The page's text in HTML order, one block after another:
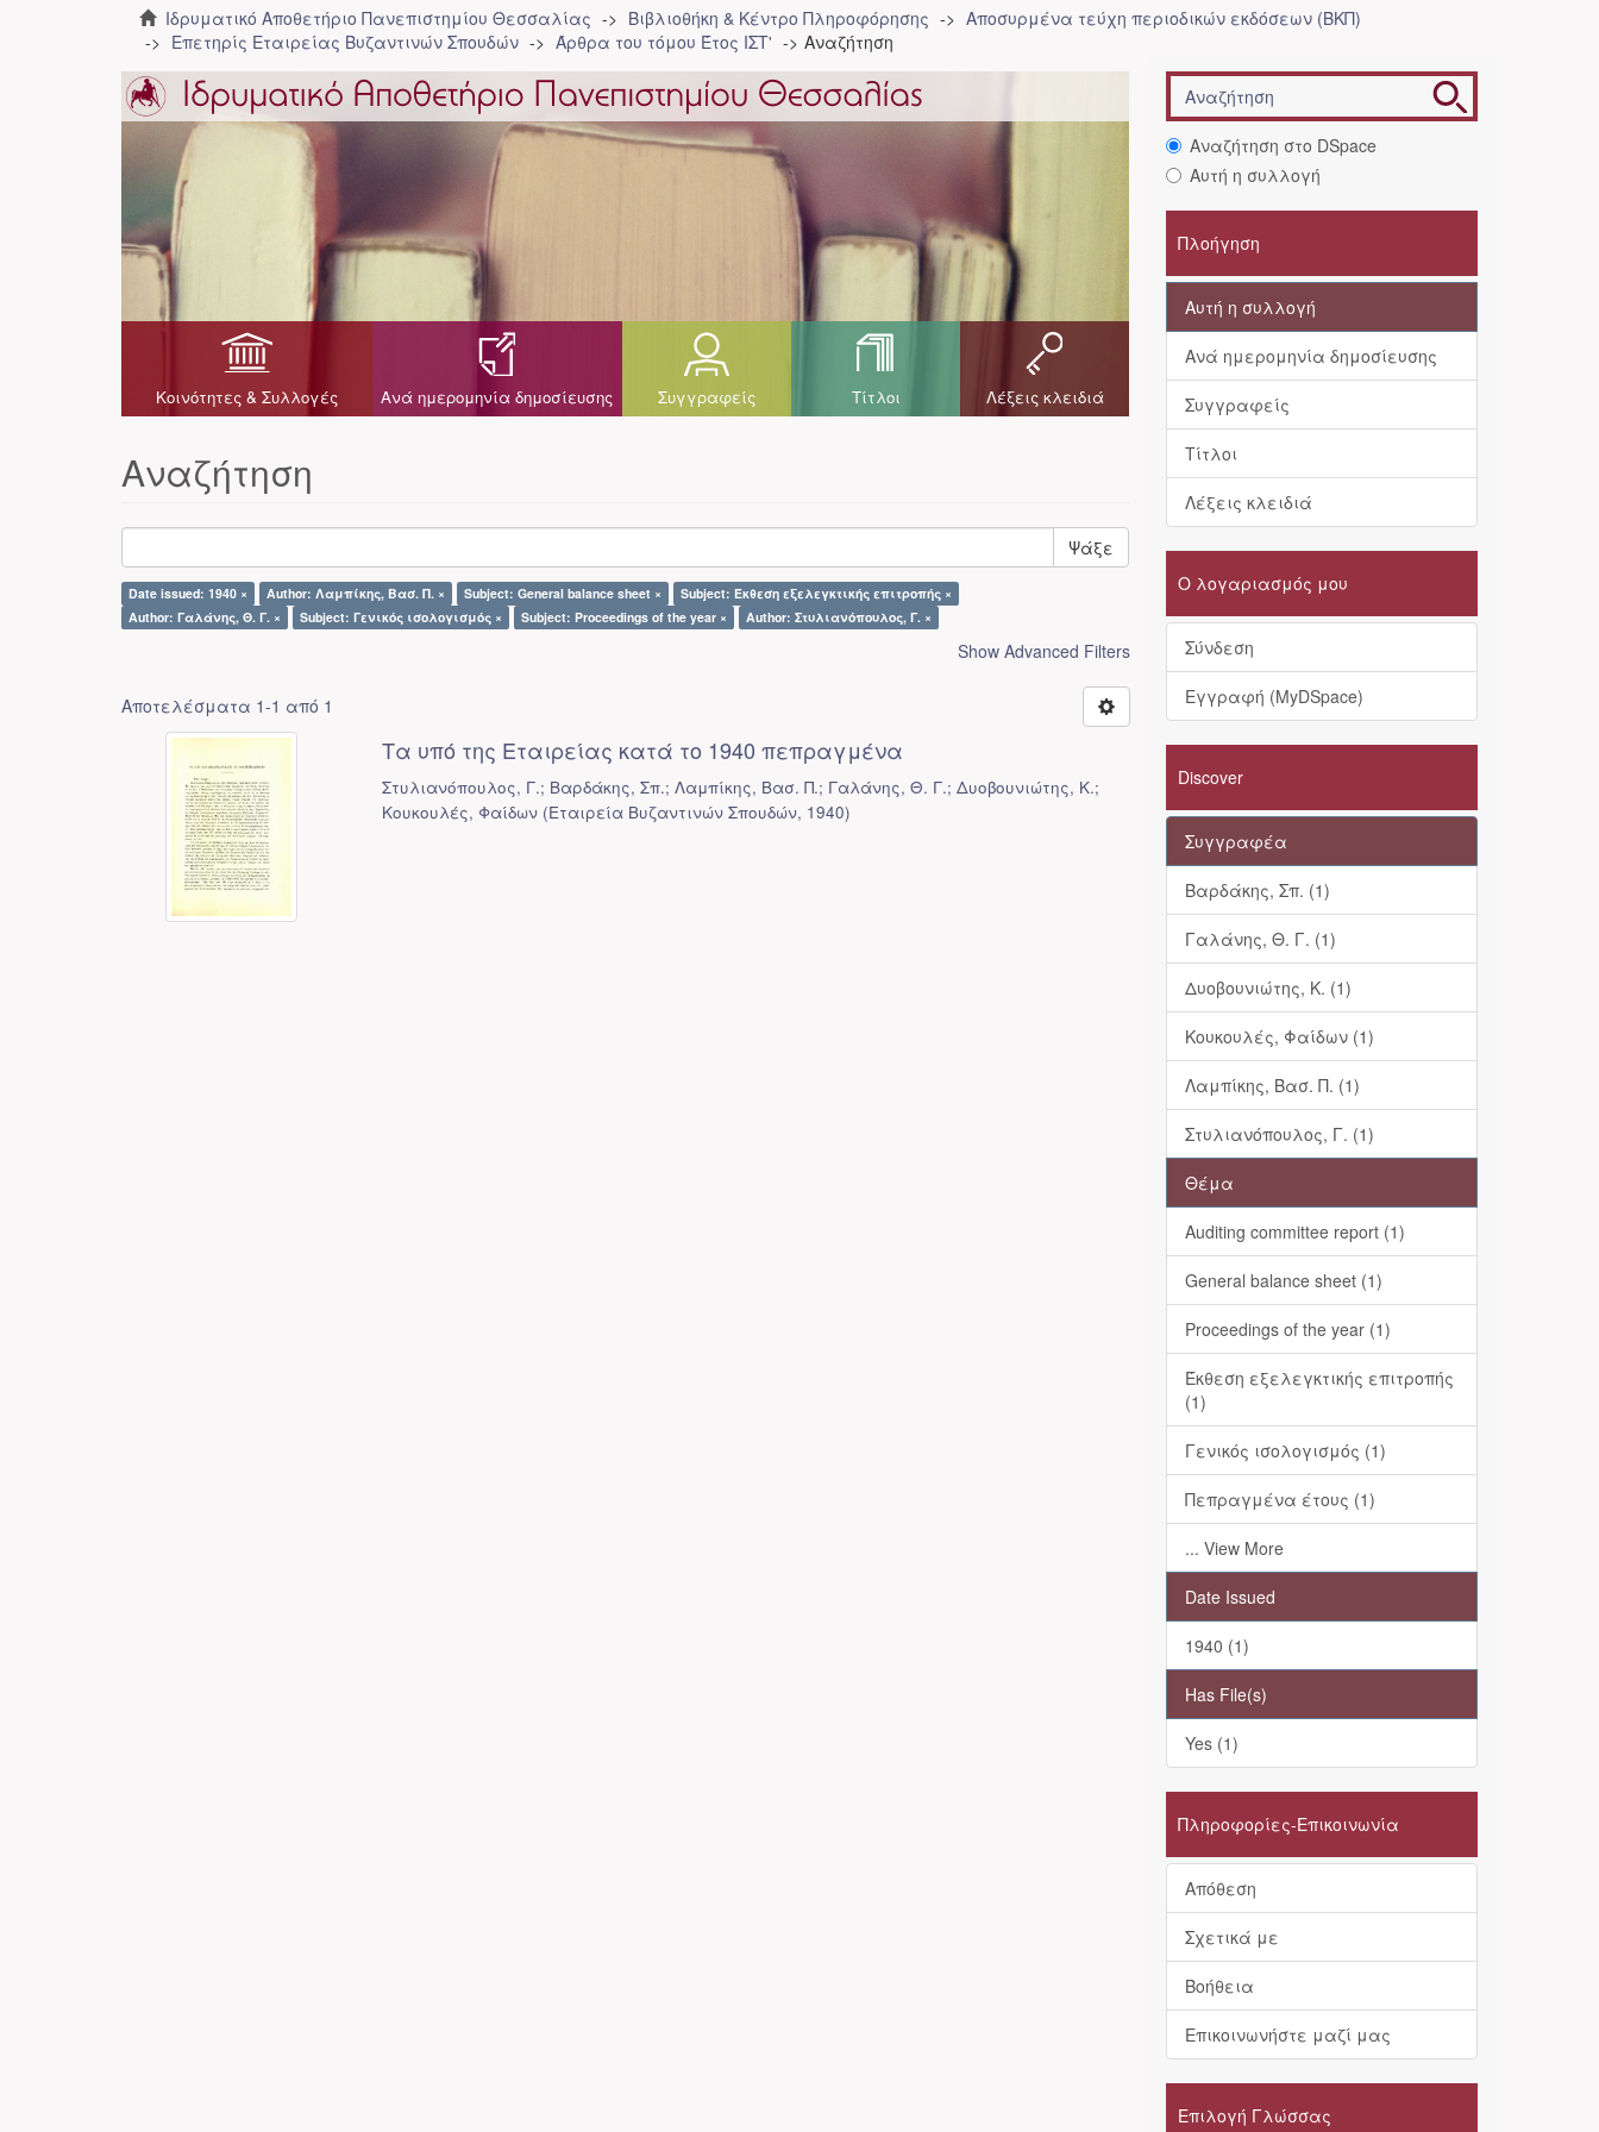
Ιδρυματικό Αποθετήριο Πανεπιστημίου Θεσσαλίας Βιβλιοθήκη & Κέντρο Πληροφόρησης
Αποσυρμένα τεύχη περιοδικών εκδόσεων (ΒΚΠ)
Επετηρίς Εταιρείας Βυζαντινών Σπουδών
Άρθρα του τόμου Έτος ΙΣΤ' Αναζήτηση
Κοινότητες & Συλλογές Ανά ημερομηνία δημοσίευσης Συγγραφείς Τίτλοι Λέξεις κλειδιά
Αναζήτηση
Ψάξε
Date issued: 1940 × Author: Λαμπίκης, Βασ. Π. × Subject: General balance sheet ×
Subject: Έκθεση εξελεγκτικής επιτροπής ×
Author: Γαλάνης, Θ. Γ. ×
Subject: Γενικός ισολογισμός × Subject: Proceedings of the year × Author: Στυλιανόπουλος, Γ. ×
Show Advanced Filters
Αποτελέσματα 1-1 από 1
Τα υπό της Εταιρείας κατά το 1940 πεπραγμένα
Στυλιανόπουλος, Γ.; Βαρδάκης, Σπ.; Λαμπίκης, Βασ. Π.; Γαλάνης, Θ. Γ.; Δυοβουνιώτης, Κ.;
Κουκουλές, Φαίδων (Εταιρεία Βυζαντινών Σπουδών, 1940)
Αναζήτηση στο DSpace
Αυτή η συλλογή
Πλοήγηση
Αυτή η συλλογή
Ανά ημερομηνία δημοσίευσης
Συγγραφείς
Τίτλοι
Λέξεις κλειδιά
Ο λογαριασμός μου
Σύνδεση
Εγγραφή (MyDSpace)
Discover
Συγγραφέα
Βαρδάκης, Σπ. (1)
Γαλάνης, Θ. Γ. (1)
Δυοβουνιώτης, Κ. (1)
Κουκουλές, Φαίδων (1)
Λαμπίκης, Βασ. Π. (1)
Στυλιανόπουλος, Γ. (1)
Θέμα
Auditing committee report (1)
General balance sheet (1)
Proceedings of the year (1)
Έκθεση εξελεγκτικής επιτροπής
(1)
Γενικός ισολογισμός (1)
Πεπραγμένα έτους (1)
... View More
Date Issued
1940 (1)
Has File(s)
Yes (1)
Πληροφορίες-Επικοινωνία
Απόθεση
Σχετικά με
Βοήθεια
Επικοινωνήστε μαζί μας
Επιλογή Γλώσσας